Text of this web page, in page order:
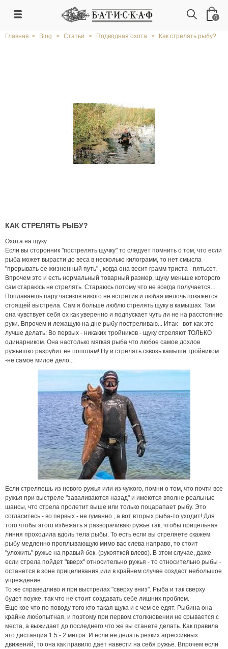
0
Главная > Blog > Статьи > Подводная охота > Как стрелять рыбу?
КАК СТРЕЛЯТЬ РЫБУ?
Охота на щуку
Если вы сторонник "пострелять щучку" то следует помнить о том, что если
рыба может вырасти до веса в несколько килограмм, то нет смысла
"прерывать ее жизненный путь" , когда она весит грамм триста - пятьсот.
Впрочем это и есть нормальный товарный размер, щуку меньше которого
сам стараюсь не стрелять. Стараюсь потому что не всегда получается...
Поплаваешь пару часиков никого не встретив и любая мелочь покажется
стоящей выстрела. Сам я больше люблю стрелять щуку в камышах. Там
она чувствует себя ох как уверенно и подпускает чуть ли не на расстояние
руки. Впрочем и лежащую на дне рыбу постреливаю... Итак - вот как это
лучше делать: Во первых - никаких тройников - щуку стреляют ТОЛЬКО
одинарником. Она настолько мягкая рыба что любое самое дохлое
ружьишко разрубит ее пополам! Ну и стрелять сквозь камыши тройником
-не самое милое дело...
Если стреляешь из нового ружья или из чужого, помни о том, что почти все
ружья при выстреле "заваливаются назад" и имеются вполне реальные
шансы, что стрела пролетит выше или только поцарапает рыбу. Это
согласитесь - во первых - не гуманно , а вот вторых рыба-то уходит! Для
того чтобы этого избежать я разворачиваю ружье так, чтобы прицельная
линия проходила вдоль тела рыбы. То есть если вы стреляете скажем
рыбу медленно проплывающую мимо вас слева направо, то стоит
"уложить" ружье на правый бок. (рукояткой влево). В этом случае, даже
если стрела пойдет "вверх" относительно ружья - то относительно рыбы -
останется в зоне прицеливания или в крайнем случае создаст небольшое
упреждение.
То же справедливо и при выстрелах "сверху вниз". Рыба и так сверху
будет поуже, так что не стоит создавать себе лишних проблем.
Еще кое что по поводу того кто такая щука и с чем ее едят. Рыбина она
крайне любопытная, и поэтому при первом столкновении не срывается с
места, а выжидает до последнего что же вы станете делать. Как правила
это дистанция 1.5 - 2 метра. И если не делать резких агрессивных
движений, то она как правило дает навести на себя ружье. Впрочем если